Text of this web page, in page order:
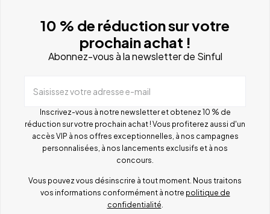
10 % de réduction sur votre
prochain achat !
Abonnez-vous à la newsletter de Sinful
Saisissez votre adresse e-mail
Inscrivez-vous à notre newsletter et obtenez 10 % de
réduction sur votre prochain achat ! Vous profiterez aussi d'un
accès VIP à nos offres exceptionnelles, à nos campagnes
personnalisées, à nos lancements exclusifs et à nos
concours.
Vous pouvez vous désinscrire à tout moment. Nous traitons
vos informations conformément à notre politique de
confidentialité